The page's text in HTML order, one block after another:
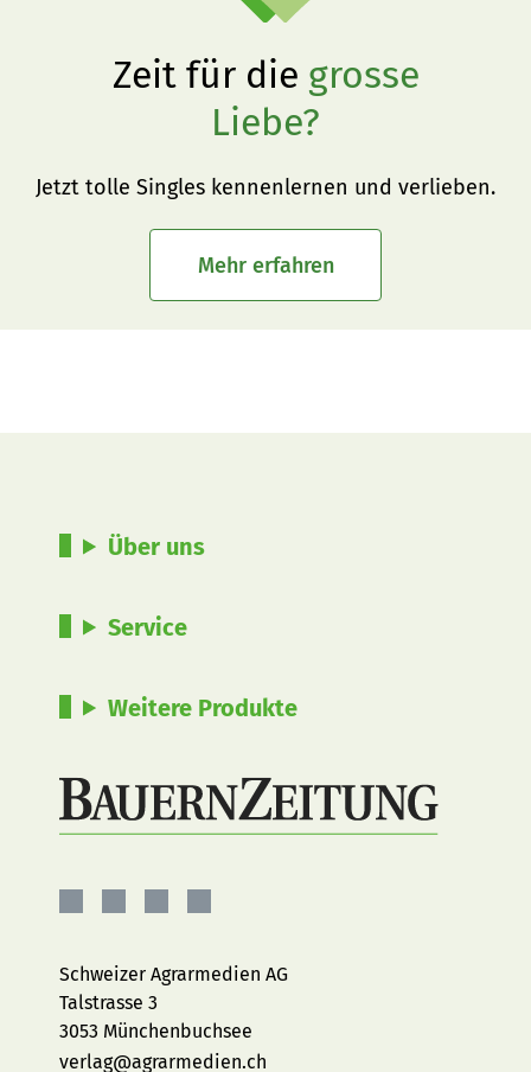
Zeit für die grosse
Liebe?
Jetzt tolle Singles kennenlernen und verlieben.
Mehr erfahren
Über uns
Service
Weitere Produkte
Facebook
Instagram
YouTubeLinkedIn
Schweizer Agrarmedien AG
Talstrasse 3
3053 Münchenbuchsee
verlag@agrarmedien.ch